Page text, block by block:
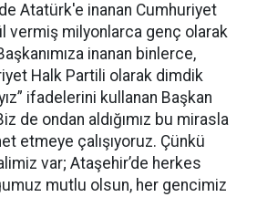
Atatürk'e inanan Cumhuriyet
vermiş milyonlarca genç olarak
inanan binlerce,
Halk Partili olarak dimdik
ifadelerini kullanan Başkan
de ondan aldığımız bu mirasla
etmeye çalışıyoruz. Çünkü
var; Ataşehir’de herkes
mutlu olsun, her gencimiz